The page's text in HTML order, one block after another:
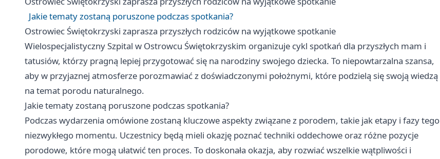
Jakie tematy zostaną poruszone podczas spotkania?
Ostrowiec Świętokrzyski zaprasza przyszłych rodziców na wyjątkowe spotkanie
Wielospecjalistyczny Szpital w Ostrowcu Świętokrzyskim organizuje cykl spotkań dla przyszłych mam i
tatusiów, którzy pragną lepiej przygotować się na narodziny swojego dziecka. To niepowtarzalna szansa,
aby w przyjaznej atmosferze porozmawiać z doświadczonymi położnymi, które podzielą się swoją wiedzą
na temat porodu naturalnego.
Jakie tematy zostaną poruszone podczas spotkania?
Podczas wydarzenia omówione zostaną kluczowe aspekty związane z porodem, takie jak etapy i fazy tego
niezwykłego momentu. Uczestnicy będą mieli okazję poznać techniki oddechowe oraz różne pozycje
porodowe, które mogą ułatwić ten proces. To doskonała okazja, aby rozwiać wszelkie wątpliwości i